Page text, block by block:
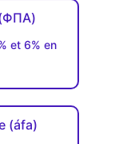
et 6% en
(áfa)